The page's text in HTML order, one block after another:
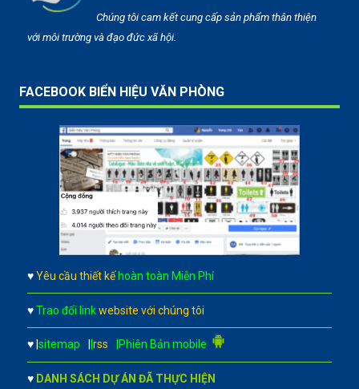
Chúng tôi cam kết cung cấp sản phẩm thân thiện
với môi trường và đạo đức xã hội.
FACEBOOK BIỂN HIỆU VĂN PHÒNG
♥ Yêu cầu thiết kế hoàn toàn Miễn Phí
♥ Trao đổi link website với chúng tôi
♥ |sitemap |rss |Phiên Bản mobile
♥ DANH SÁCH DỰ ÁN ĐÃ THỰC HIỆN